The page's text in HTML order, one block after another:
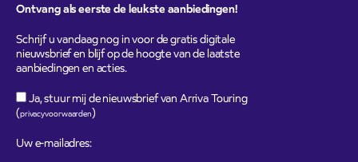
Ontvang als eerste de leukste aanbiedingen!
Schrijf u vandaag nog in voor de gratis digitale
nieuwsbrief en blijf op de hoogte van de laatste
aanbiedingen en acties.
Ja, stuur mij de nieuwsbrief van Arriva Touring
(privacyvoorwaarden)
Uw e-mailadres: